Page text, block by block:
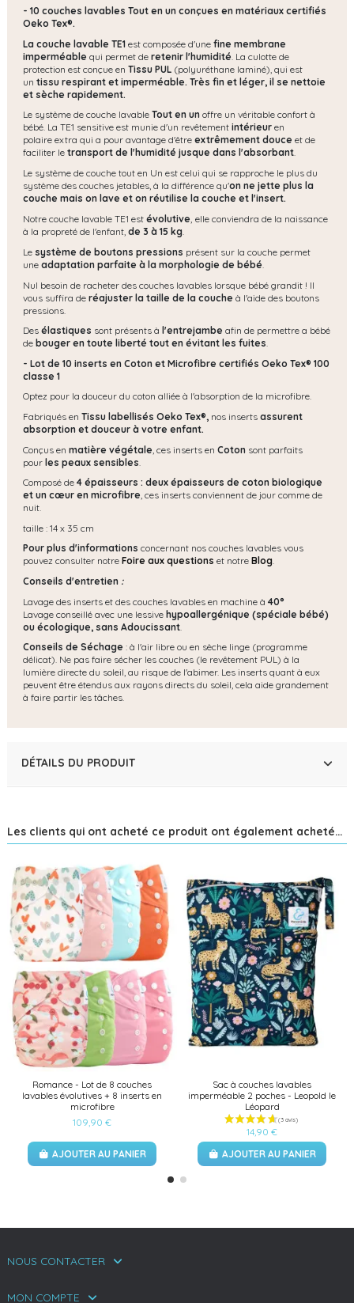
- 10 couches lavables Tout en un conçues en matériaux certifiés
Oeko Tex®.
La couche lavable TE1 est composée d'une fine membrane
imperméable qui permet de retenir l'humidité . La culotte de
protection est conçue en Tissu PUL (polyuréthane laminé), qui est
un tissu respirant et imperméable. Très fin et léger, il se nettoie
et sèche rapidement.
Le système de couche lavable Tout en un offre un véritable confort à
bébé. La TE1 sensitive est munie d'un revêtement intérieur en
polaire extra qui a pour avantage d'être extrêmement douce et de
faciliter le transport de l'humidité jusque dans l'absorbant.
Le système de couche tout en Un est celui qui se rapproche le plus du
système des couches jetables, à la différence qu'on ne jette plus la
couche mais on lave et on réutilise la couche et l'insert.
Notre couche lavable TE1 est évolutive, elle conviendra de la naissance
à la propreté de l'enfant, de 3 à 15 kg.
Le système de boutons pressions présent sur la couche permet
une adaptation parfaite à la morphologie de bébé.
Nul besoin de racheter des couches lavables lorsque bébé grandit ! Il
vous suffira de réajuster la taille de la couche à l'aide des boutons
pressions.
Des élastiques sont présents à l'entrejambe afin de permettre a bébé
de bouger en toute liberté tout en évitant les fuites.
- Lot de 10 inserts en Coton et Microfibre certifiés Oeko Tex® 100
classe 1
Optez pour la douceur du coton alliée à l'absorption de la microfibre.
Fabriqués en Tissu labellisés Oeko Tex®, nos inserts assurent
absorption et douceur à votre enfant.
Conçus en matière végétale , ces inserts en Coton sont parfaits
pour les peaux sensibles
Composé de 4 épaisseurs : deux épaisseurs de coton biologique
et un cœur en microfibre, ces inserts conviennent de jour comme de
nuit.
taille : 14 x 35 cm
Pour plus d'informations concernant nos couches lavables vous
pouvez consulter notre Foire aux questions et notre Blog.
Conseils d'entretien :
Lavage des inserts et des couches lavables en machine à 40°
Lavage conseillé avec une lessive hypoallergénique (spéciale bébé)
ou écologique, sans Adoucissant
Conseils de Séchage : à l'air libre ou en sèche linge (programme
délicat). Ne pas faire sécher les couches (le revêtement PUL) à la
lumière directe du soleil, au risque de l'abimer. Les inserts quant à eux
peuvent être étendus aux rayons directs du soleil, cela aide grandement
à faire partir les tâches.
DÉTAILS DU PRODUIT
Les clients qui ont acheté ce produit ont également acheté...
Romance - Lot de 8 couches
lavables évolutives + 8 inserts en
microfibre
109,90 €
AJOUTER AU PANIER
Sac à couches lavables
imperméable 2 poches - Leopold le
Léopard
14,90 €
AJOUTER AU PANIER
NOUS CONTACTER
MON COMPTE